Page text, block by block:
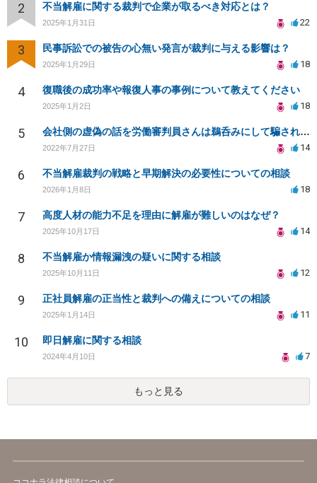
2 不当解雇に関する裁判で企業が取るべき対応とは？
2025年1月31日 22
3 民事訴訟での被告の心無い発言が裁判に与える影響は？
2025年1月29日 18
4 復職後の成功率や報復人事の事例について教えてください
2025年1月2日 18
5 会社側の虚偽の話を労働審判員さんは鵜呑みにして騙されてしまいました。
2022年7月27日 14
6 不当解雇裁判の戦略と早期解決の必要性についての相談
2026年1月8日 18
7 高度人材の能力不足を理由に解雇が難しいのはなぜ？
2025年10月17日 14
8 不当解雇か情報漏洩の疑いに関する相談
2025年10月11日 12
9 正社員解雇の正当性と裁判への備えについての相談
2025年1月14日 11
10 即日解雇に関する相談
2024年4月10日 7
もっと見る